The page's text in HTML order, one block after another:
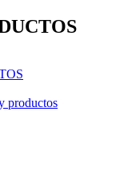
productos